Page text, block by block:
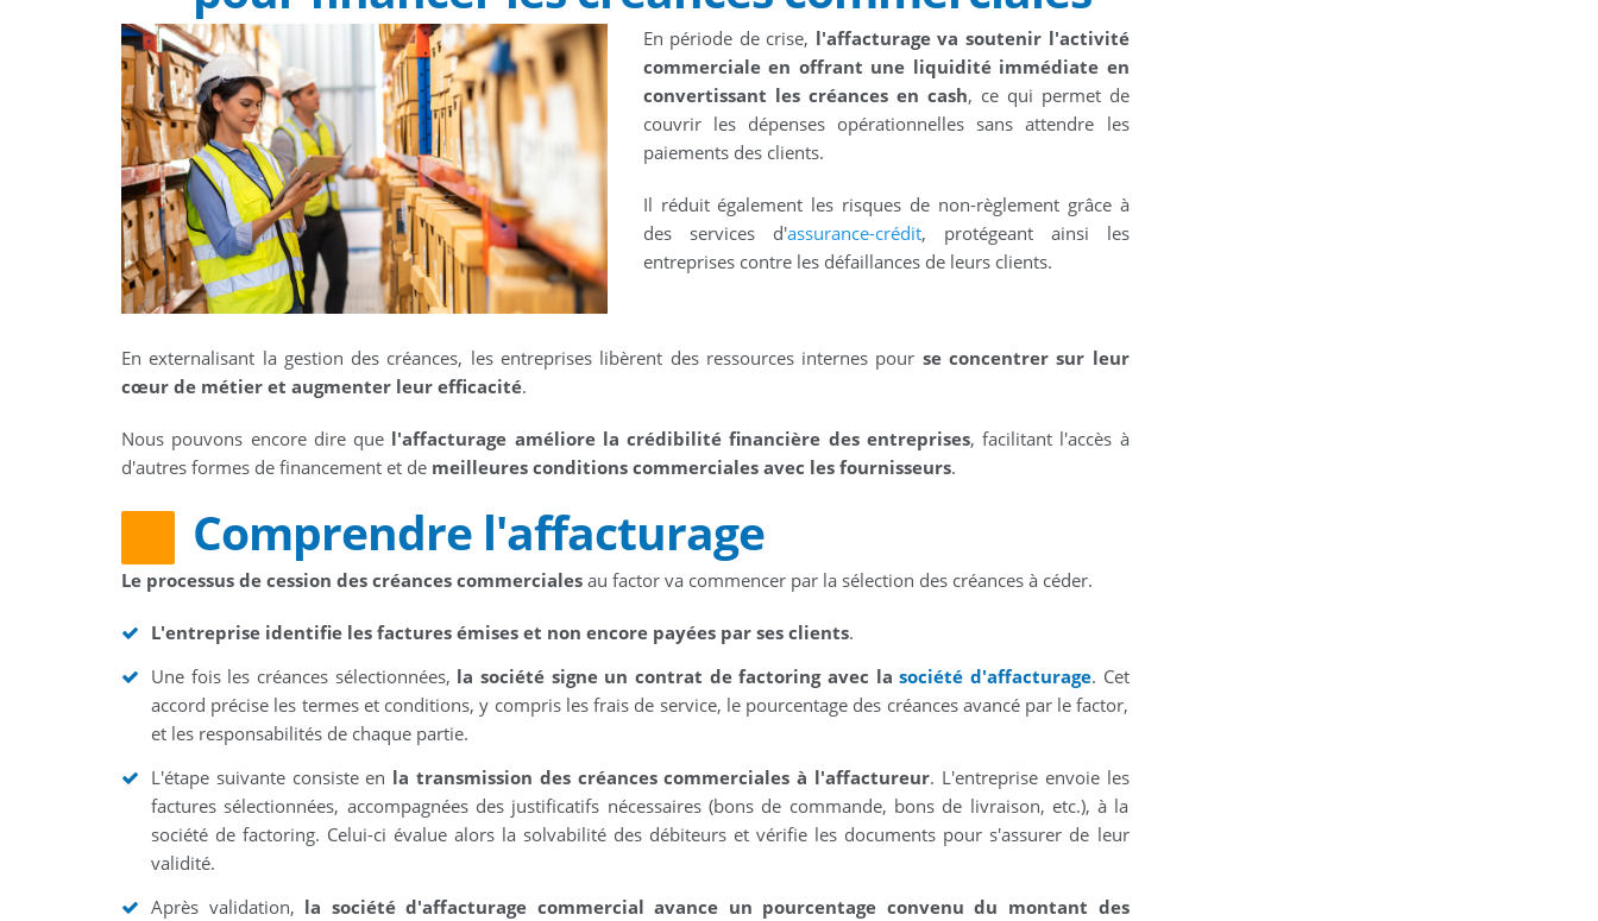
En période de crise, l'affacturage va soutenir l'activité
commerciale en offrant une liquidité immédiate en
convertissant les créances en cash, ce qui permet de
couvrir les dépenses opérationnelles sans attendre les
paiements des clients.
Il réduit également les risques de non-règlement grâce à
des services d'assurance-crédit, protégeant ainsi les
entreprises contre les défaillances de leurs clients.
En externalisant la gestion des créances, les entreprises libèrent des ressources internes pour se concentrer sur leur
cœur de métier et augmenter leur efficacité.
Nous pouvons encore dire que l'affacturage améliore la crédibilité financière des entreprises, facilitant l'accès à
d'autres formes de financement et de meilleures conditions commerciales avec les fournisseurs.
Comprendre l'affacturage
Le processus de cession des créances commerciales au factor va commencer par la sélection des créances à céder.
L'entreprise identifie les factures émises et non encore payées par ses clients.
Une fois les créances sélectionnées, la société signe un contrat de factoring avec lasociété d'affacturage. Cet
accord précise les termes et conditions, y compris les frais de service, le pourcentage des créances avancé par le factor,
et les responsabilités de chaque partie.
L'étape suivante consiste en la transmission des créances commerciales à l'affactureur. L'entreprise envoie les
factures sélectionnées, accompagnées des justificatifs nécessaires (bons de commande, bons de livraison, etc.), à la
société de factoring. Celui-ci évalue alors la solvabilité des débiteurs et vérifie les documents pour s'assurer de leur
validité.
Après validation, la société d'affacturage commercial avance un pourcentage convenu du montant des